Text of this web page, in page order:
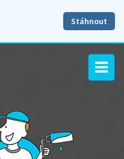
Stáhnout